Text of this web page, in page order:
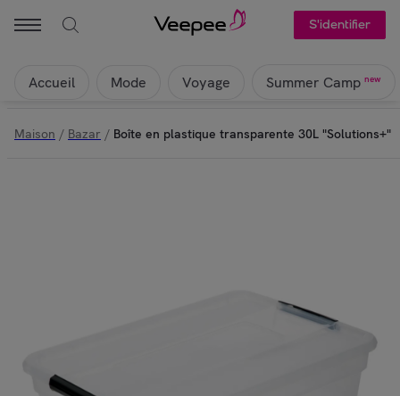
S'identifier
Accueil Mode Voyage Summer Camp new
Maison / Bazar / Boîte en plastique transparente 30L "Solutions+"